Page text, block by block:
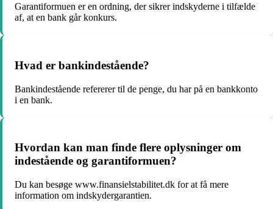
Garantiformuen er en ordning, der sikrer indskyderne i tilfælde
af, at en bank går konkurs.
Hvad er bankindestående?
Bankindestående refererer til de penge, du har på en bankkonto
i en bank.
Hvordan kan man finde flere oplysninger om
indestående og garantiformuen?
Du kan besøge www.finansielstabilitet.dk for at få mere
information om indskydergarantien.